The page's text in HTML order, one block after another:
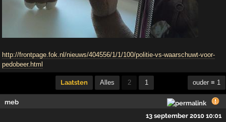
http://frontpage.fok.nl/nieuws/404556/1/1/100/politie-vs-waarschuwt-voor-
pedobeer.html
Laatsten Alles 2 1 ouder ≡ 1
meb
13 september 2010 10:01